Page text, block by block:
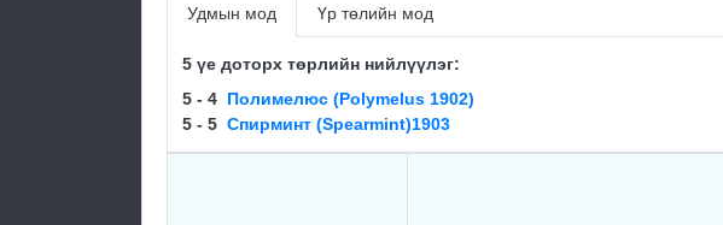
Удмын мод Үр төлийн мод
5 үе доторх төрлийн нийлүүлэг:
5 - 4 Полимелюс (Polymelus 1902)
5 - 5 Спирминт (Spearmint)1903